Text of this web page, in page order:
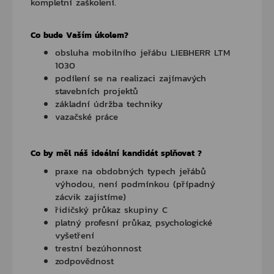
Co bude Vaším úkolem?
obsluha mobilního jeřábu LIEBHERR LTM
1030
podílení se na realizaci zajímavých
stavebních projektů
základní údržba techniky
vazačské práce
Co by měl náš ideální kandidát splňovat ?
praxe na obdobných typech jeřábů
výhodou, není podmínkou (případný
zácvik zajistíme)
řidičský průkaz skupiny C
platný profesní průkaz, psychologické
vyšetření
trestní bezúhonnost
zodpovědnost